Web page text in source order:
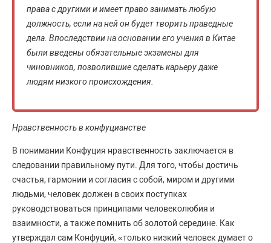
права с другими и имеет право занимать любую
должность, если на ней он будет творить праведные
дела. Впоследствии на основании его учения в Китае
были введены обязательные экзамены для
чиновников, позволившие сделать карьеру даже
людям низкого происхождения.
Нравственность в конфуцианстве
В понимании Конфуция нравственность заключается в
следовании правильному пути. Для того, чтобы достичь
счастья, гармонии и согласия с собой, миром и другими
людьми, человек должен в своих поступках
руководствоваться принципами человеколюбия и
взаимности, а также помнить об золотой середине. Как
утверждал сам Конфуций, «только низкий человек думает о